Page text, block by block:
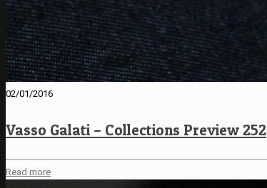
02/01/2016
Vasso Galati – Collections Preview 252
Read more